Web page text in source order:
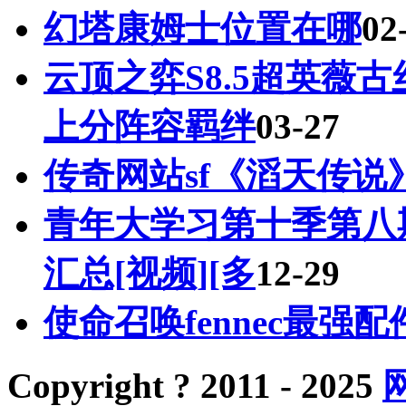
幻塔康姆士位置在哪
云顶之弈S8.5超英薇
上分阵容羁绊03-27
传奇网站sf《滔天传说
青年大学习第十季第
汇总[视频][多12-29
使命召唤fennec最强配
Copyright ? 2011 - 2025